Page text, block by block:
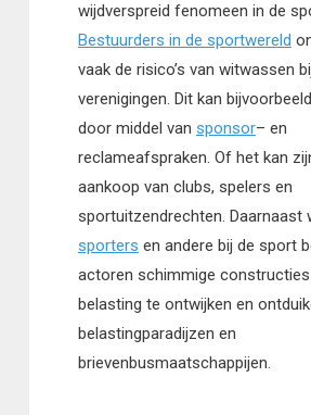
wijdverspreid fenomeen in de
Bestuurders in de sportwereld
vaak de risico’s van witwassen
verenigingen. Dit kan
door middel van sponsor– en
reclameafspraken. Of het kan
aankoop van clubs, spelers en
sportuitzendrechten. Daarnaast
sporters en andere bij de sport
actoren schimmige
belasting te ontwijken en
belastingparadijzen en
brievenbusmaatschappijen.